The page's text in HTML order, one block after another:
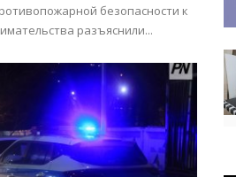
безопасности к
разъяснили...